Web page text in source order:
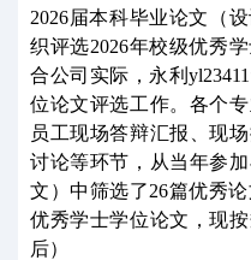
2026届本科毕业论文（
织评选2026年校级优秀
合公司实际，永利
位论文评选工作。各个
员工现场答辩汇报、现
讨论等环节，从当年参
文）中筛选了26篇优秀
优秀学士学位论文，现
后）